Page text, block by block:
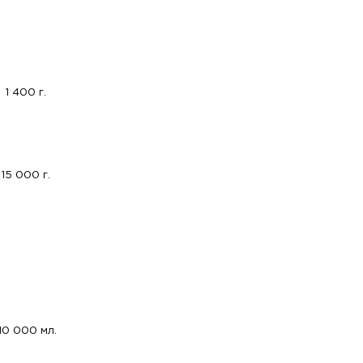
1 400 г.
15 000 г.
000 мл.